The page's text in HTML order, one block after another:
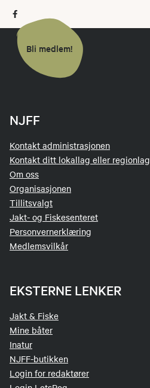
Bli medlem!
NJFF
Kontakt administrasjonen
Kontakt ditt lokallag eller regionlag
Om oss
Organisasjonen
Tillitsvalgt
Jakt- og Fiskesenteret
Personvernerklæring
Medlemsvilkår
EKSTERNE LENKER
Jakt & Fiske
Mine båter
Inatur
NJFF-butikken
Login for redaktører